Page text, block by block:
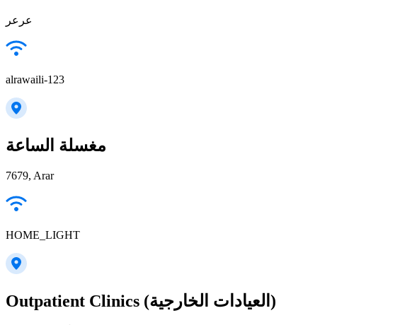
عرعر
alrawaili-123
مغسلة الساعة
7679, Arar
HOME_LIGHT
Outpatient Clinics (العيادات الخارجية)